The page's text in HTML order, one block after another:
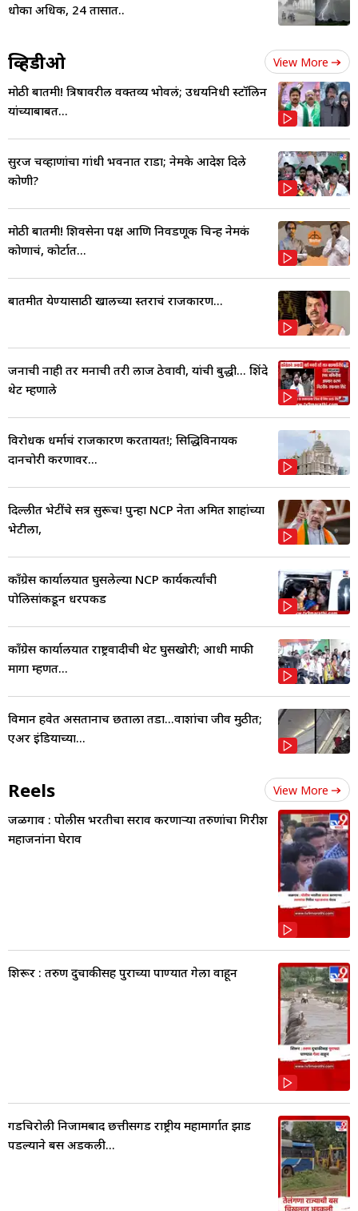
धोका अधिक, 24 तासात..
व्हिडीओ View More
मोठी बातमी! त्रिषावरील वक्तव्य भोवलं; उधयनिधी स्टॉलिन
यांच्याबाबत...
सुरज चव्हाणांचा गांधी भवनात राडा; नेमके आदेश दिले
कोणी?
मोठी बातमी! शिवसेना पक्ष आणि निवडणूक चिन्ह नेमकं
कोणाचं, कोर्टात...
बातमीत येण्यासाठी खालच्या स्तराचं राजकारण...
जनाची नाही तर मनाची तरी लाज ठेवावी, यांची बुद्धी... शिंदे
थेट म्हणाले
विरोधक धर्माचं राजकारण करतायत!; सिद्धिविनायक
दानचोरी प्रकरणावर...
दिल्लीत भेटींचे सत्र सुरूच! पुन्हा NCP नेता अमित शाहांच्या
भेटीला,
काँग्रेस कार्यालयात घुसलेल्या NCP कार्यकर्त्यांची
पोलिसांकडून धरपकड
काँग्रेस कार्यालयात राष्ट्रवादीची थेट घुसखोरी; आधी माफी
मागा म्हणत...
विमान हवेत असतानाच छताला तडा...प्रवाशांचा जीव मुठीत;
एअर इंडियाच्या...
Reels View More
जळगाव : पोलीस भरतीचा सराव करणाऱ्या तरुणांचा गिरीश
महाजनांना घेराव
शिरूर : तरुण दुचाकीसह पुराच्या पाण्यात गेला वाहून
गडचिरोली निजामबाद छत्तीसगड राष्ट्रीय महामार्गात झाड
पडल्याने बस अडकली...